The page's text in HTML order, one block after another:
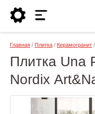
Главная / Плитка / Керамогранит /
Плитка Una
Nordix